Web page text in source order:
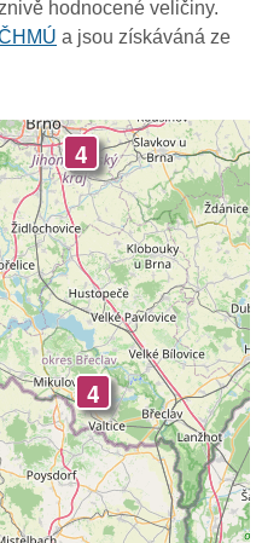
hodnocené veličiny.
a jsou získáváná ze
4
4